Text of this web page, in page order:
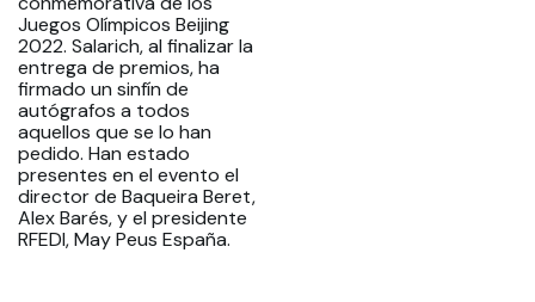
Juegos Olímpicos Beijing
2022. Salarich, al finalizar la
entrega de premios, ha
firmado un sinfín de
autógrafos a todos
aquellos que se lo han
pedido. Han estado
presentes en el evento el
director de Baqueira Beret,
Alex Barés, y el presidente
RFEDI, May Peus España.